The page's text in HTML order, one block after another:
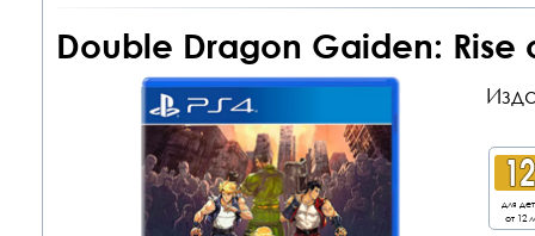
Double Dragon Gaiden: Rise
для
от 12